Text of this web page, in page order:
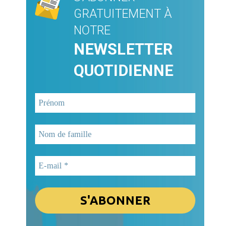
GRATUITEMENT À
NOTRE
NEWSLETTER
QUOTIDIENNE